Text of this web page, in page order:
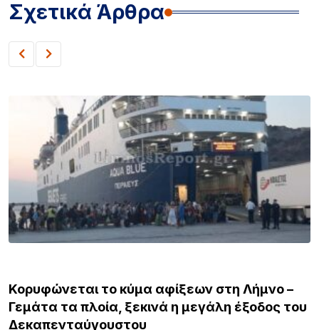
Σχετικά Άρθρα
Κορυφώνεται το κύμα αφίξεων στη Λήμνο –
Γεμάτα τα πλοία, ξεκινά η μεγάλη έξοδος του
Δεκαπενταύγουστου